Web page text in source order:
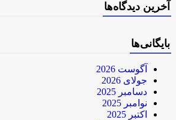
آخرین دیدگاه‌ها
بایگانی‌ها
آگوست 2026
جولای 2026
دسامبر 2025
نوامبر 2025
اکتبر 2025